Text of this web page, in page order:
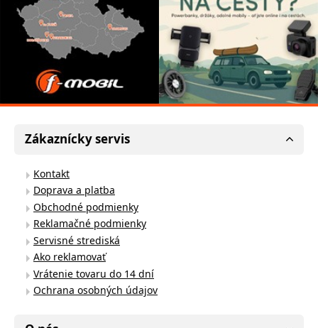
Zákaznícky servis
Kontakt
Doprava a platba
Obchodné podmienky
Reklamačné podmienky
Servisné strediská
Ako reklamovať
Vrátenie tovaru do 14 dní
Ochrana osobných údajov